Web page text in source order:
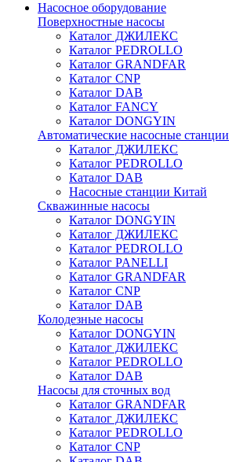
Насосное оборудование
Поверхностные насосы
Каталог ДЖИЛЕКС
Каталог PEDROLLO
Каталог GRANDFAR
Каталог CNP
Каталог DAB
Каталог FANCY
Каталог DONGYIN
Автоматические насосные станции
Каталог ДЖИЛЕКС
Каталог PEDROLLO
Каталог DAB
Насосные станции Китай
Скважинные насосы
Каталог DONGYIN
Каталог ДЖИЛЕКС
Каталог PEDROLLO
Каталог PANELLI
Каталог GRANDFAR
Каталог CNP
Каталог DAB
Колодезные насосы
Каталог DONGYIN
Каталог ДЖИЛЕКС
Каталог PEDROLLO
Каталог DAB
Насосы для сточных вод
Каталог GRANDFAR
Каталог ДЖИЛЕКС
Каталог PEDROLLO
Каталог CNP